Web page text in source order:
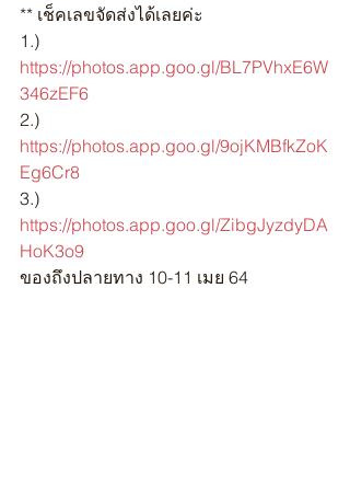
** เช็คเลขจัดส่งได้เลยค่ะ
1.)
https://photos.app.goo.gl/BL7PVhxE6W
346zEF6
2.)
https://photos.app.goo.gl/9ojKMBfkZoK
Eg6Cr8
3.)
https://photos.app.goo.gl/ZibgJyzdyDA
HoK3o9
ของถึงปลายทาง 10-11 เมย 64